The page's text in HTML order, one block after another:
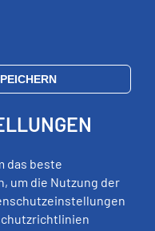
- 18:00 Uhr
das beste
um die Nutzung der